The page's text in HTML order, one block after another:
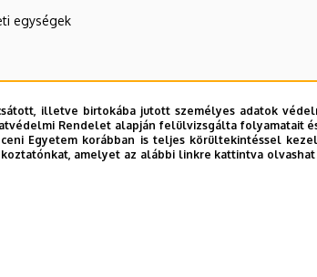
illetve birtokába jutott személyes adatok
Rendelet alapján felülvizsgálta folyamatait
Egyetem korábban is teljes körültekintéssel
amelyet az alábbi linkre kattintva
egységek